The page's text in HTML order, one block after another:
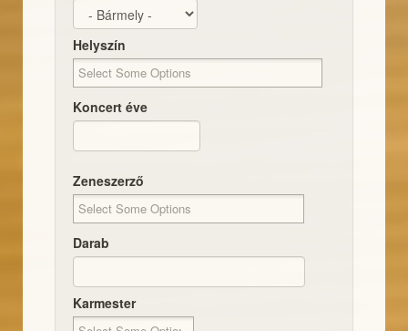
Helyszín
Koncert éve
Zeneszerző
Darab
Karmester